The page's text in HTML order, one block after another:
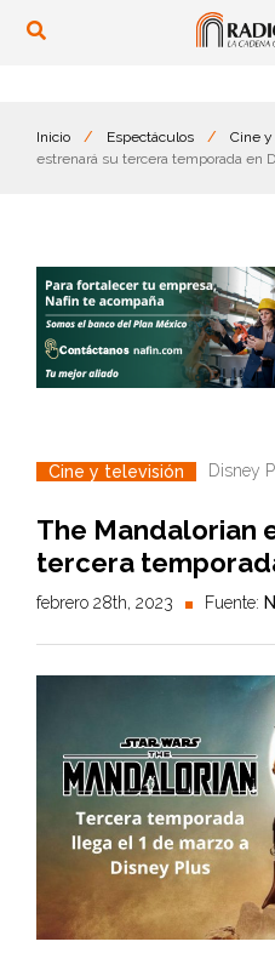
Inicio / Espectáculos / Cine
estrenará su tercera temporada en
Cine y televisión Disney
The Mandalorian
tercera
febrero 28th, 2023 Fuente: